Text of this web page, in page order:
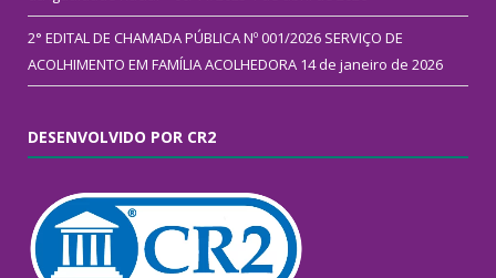
2° EDITAL DE CHAMADA PÚBLICA Nº 001/2026 SERVIÇO DE
ACOLHIMENTO EM FAMÍLIA ACOLHEDORA 14 de janeiro de 2026
DESENVOLVIDO POR CR2